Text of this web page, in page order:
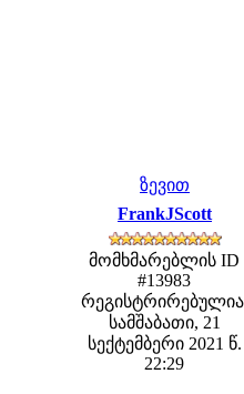
ზევით
FrankJScott
მომხმარებლის ID
#13983
სამშაბათი, 21
სექტემბერი 2021 წ.
22:29